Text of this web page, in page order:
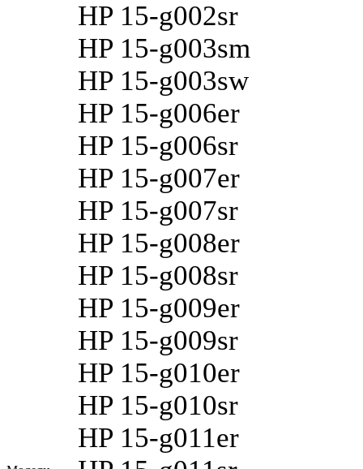
HP 15-g002sr
HP 15-g003sm
HP 15-g003sw
HP 15-g006er
HP 15-g006sr
HP 15-g007er
HP 15-g007sr
HP 15-g008er
HP 15-g008sr
HP 15-g009er
HP 15-g009sr
HP 15-g010er
HP 15-g010sr
HP 15-g011er